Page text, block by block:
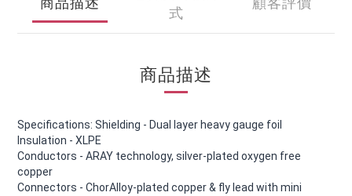
式
商品描述
Specifications: Shielding - Dual layer heavy gauge foil
Insulation - XLPE
Conductors - ARAY technology, silver-plated oxygen free
copper
Connectors - ChorAlloy-plated copper & fly lead with mini